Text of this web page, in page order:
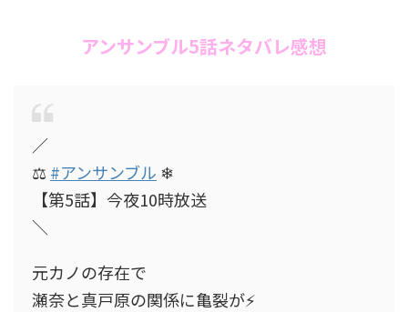
アンサンブル5話ネタバレ感想
／
⚖ #アンサンブル ❄
【第5話】今夜10時放送
＼
元カノの存在で
瀬奈と真戸原の関係に亀裂が⚡️